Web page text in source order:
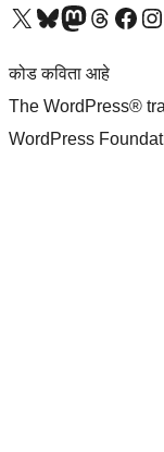
आमच्या X (एक्स) (पूर्वीचे ट्विटर) खात्याला भेट द्या आमच्या ब्लूस्की खात्याला भेट द्या.आमच्या Mastodon खात्याला भेट द्या.आमच्या थ्रेड्स खात्याला भेट द्या. आमच्या फेसबुक पेजला भेट द्या आमच्या इंस्टाग्राम खात्याला भेट द्या
कोड कविता आहे
The WordPress®
WordPress